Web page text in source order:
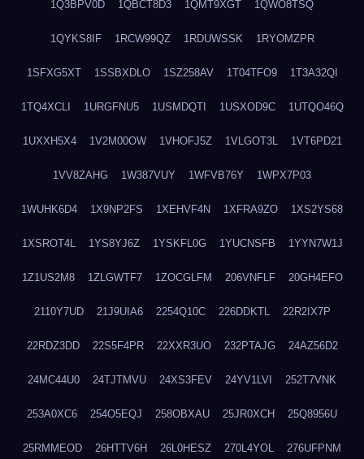
1Q3BPV0D 1QBCT8D3 1QMT9XGT 1QWO8TSQ
1QYKS8IF 1RCW99QZ 1RDUWSSK 1RYOMZPR
1SFXG5XT 1SSBXDLO 1SZ258AV 1T04TFO9 1T3A32QI
1TQ4XCLI 1URGFNU5 1USMDQTI 1USXOD9C 1UTQO46Q
1UXXH5X4 1V2M00OW 1VHOFJ5Z 1VLGOT3L 1VT6PD21
1VV8ZAHG 1W387VUY 1WFVB76Y 1WPX7P03
1WUHK6D4 1X9NP2FS 1XEHVF4N 1XFRA9ZO 1XS2YS68
1XSROT4L 1YS8YJ6Z 1YSKFL0G 1YUCNSFB 1YYN7W1J
1Z1US2M8 1ZLGWTF7 1ZOCGLFM 206VNFLF 20GH4EFO
2110Y7UD 21J9UIA6 2254Q10C 226DDKTL 22R2IX7P
22RDZ3DD 22S5F4PR 22XXR3UO 232PTAJG 24AZ56D2
24MC44U0 24TJTMVU 24XS3FEV 24YV1LVI 252T7VNK
253A0XC6 254O5EQJ 258OBXAU 25JR0XCH 25Q8956U
25RMMEOD 26HTTV6H 26L0HESZ 270L4YOL 276UFPNM